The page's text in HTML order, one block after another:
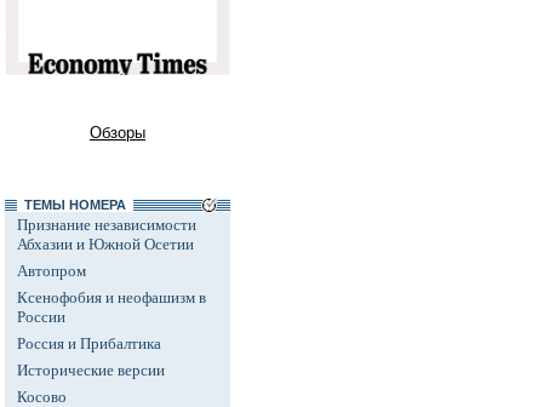
Обзоры
ТЕМЫ НОМЕРА
Признание независимости
Абхазии и Южной Осетии
Автопром
Ксенофобия и неофашизм в
России
Россия и Прибалтика
Исторические версии
Косово